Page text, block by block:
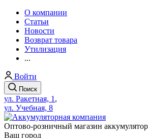
О компании
Статьи
Новости
Возврат товара
Утилизация
...
Войти
Поиск
ул. Ракетная, 1 ,
ул. Учебная, 8
Оптово-розничный магазин
Ваш город